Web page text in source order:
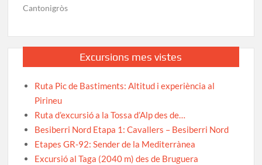
Cantonigròs
Excursions mes vistes
Ruta Pic de Bastiments: Altitud i experiència al
Pirineu
Ruta d’excursió a la Tossa d’Alp des de…
Besiberri Nord Etapa 1: Cavallers – Besiberri Nord
Etapes GR-92: Sender de la Mediterrànea
Excursió al Taga (2040 m) des de Bruguera